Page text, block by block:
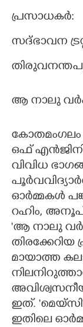
പ്രസാധകർ:
സദ്ഭാവന
ആ നാലു
ഒഫ്
വിവിധ
ഓർമ്മകൾ
റഹിം,​ അനൂപ്
'ആ നാലു
തിരക്കേറിയ
മായാത്ത
ഇത്.
ഇതിലെ